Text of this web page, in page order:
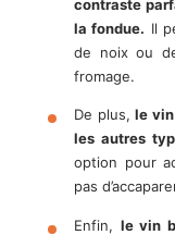
contraste
la fondue. Il
de noix ou
fromage.
De plus, le
les autres
option pour
pas
Enfin, le vin